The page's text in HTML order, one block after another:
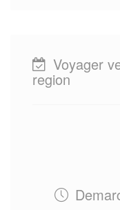
Voyager
region